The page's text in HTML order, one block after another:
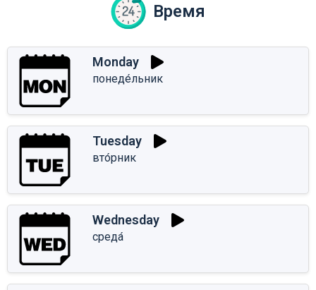
Время
Monday
понеде́льник
Tuesday
вто́рник
Wednesday
среда́